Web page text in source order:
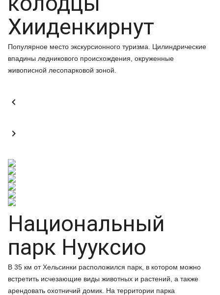
Хииденкирнут
Популярное место экскурсионного туризма. Цилиндрические
впадины ледникового происхождения, окруженные
живописной лесопарковой зоной.


Национальный
парк Нууксио
В 35 км от Хельсинки расположился парк, в котором можно
встретить исчезающие виды животных и растений, а также
арендовать охотничий домик. На территории парка